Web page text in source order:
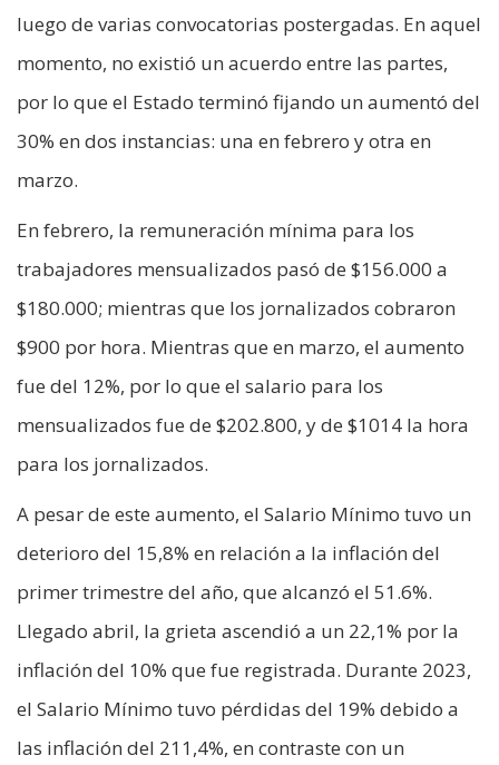
luego de varias convocatorias postergadas. En aquel
momento, no existió un acuerdo entre las partes,
por lo que el Estado terminó fijando un aumentó del
30% en dos instancias: una en febrero y otra en
marzo.
En febrero, la remuneración mínima para los
trabajadores mensualizados pasó de $156.000 a
$180.000; mientras que los jornalizados cobraron
$900 por hora. Mientras que en marzo, el aumento
fue del 12%, por lo que el salario para los
mensualizados fue de $202.800, y de $1014 la hora
para los jornalizados.
A pesar de este aumento, el Salario Mínimo tuvo un
deterioro del 15,8% en relación a la inflación del
primer trimestre del año, que alcanzó el 51.6%.
Llegado abril, la grieta ascendió a un 22,1% por la
inflación del 10% que fue registrada. Durante 2023,
el Salario Mínimo tuvo pérdidas del 19% debido a
las inflación del 211,4%, en contraste con un